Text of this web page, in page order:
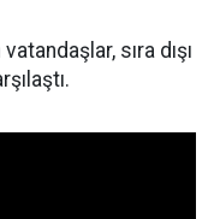
sıra dışı